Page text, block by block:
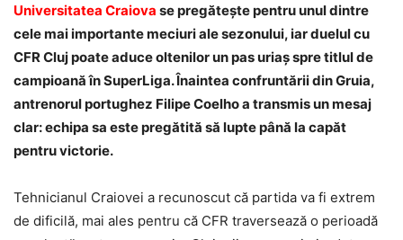
Universitatea Craiova se pregătește pentru unul dintre
cele mai importante meciuri ale sezonului, iar duelul cu
CFR Cluj poate aduce oltenilor un pas uriaș spre titlul de
campioană în SuperLiga. Înaintea confruntării din Gruia,
antrenorul portughez Filipe Coelho a transmis un mesaj
clar: echipa sa este pregătită să lupte până la capăt
pentru victorie.
Tehnicianul Craiovei a recunoscut că partida va fi extrem
de dificilă, mai ales pentru că CFR traversează o perioadă